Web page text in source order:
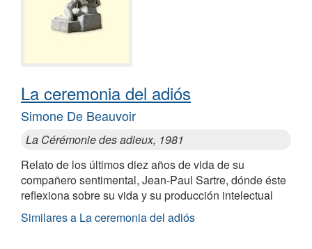
La ceremonia del adiós
Simone De Beauvoir
La Cérémonie des adieux, 1981
Relato de los últimos diez años de vida de su
compañero sentimental, Jean-Paul Sartre, dónde éste
reflexiona sobre su vida y su producción intelectual
Similares a La ceremonia del adiós